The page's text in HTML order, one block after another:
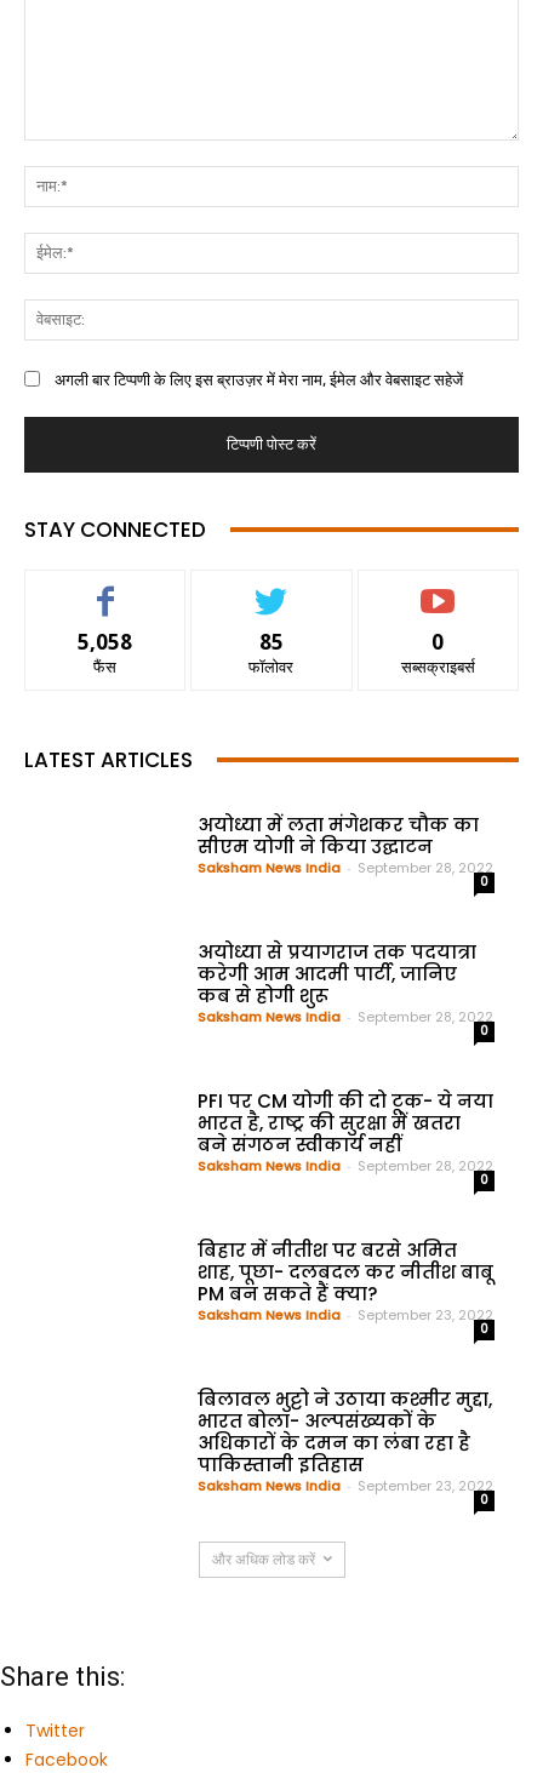
अगली बार टिप्पणी के लिए इस ब्राउज़र में मेरा नाम, ईमेल और वेबसाइट सहेजें
STAY CONNECTED
5,058
फैंस
85
फॉलोवर
0
सब्सक्राइबर्स
LATEST ARTICLES
अयोध्या में लता मंगेशकर चौक का
सीएम योगी ने किया उद्घाटन
Saksham News India - September 28, 2022
0
अयोध्या से प्रयागराज तक पदयात्रा
करेगी आम आदमी पार्टी, जानिए
कब से होगी शुरू
Saksham News India - September 28, 2022
0
PFI पर CM योगी की दो टूक- ये नया
भारत है, राष्ट्र की सुरक्षा में खतरा
बने संगठन स्वीकार्य नहीं
Saksham News India - September 28, 2022
0
बिहार में नीतीश पर बरसे अमित
शाह, पूछा- दलबदल कर नीतीश बाबू
PM बन सकते हैं क्या?
Saksham News India - September 23, 2022
0
बिलावल भुट्टो ने उठाया कश्मीर मुद्दा,
भारत बोला- अल्पसंख्यकों के
अधिकारों के दमन का लंबा रहा है
पाकिस्तानी इतिहास
Saksham News India - September 23, 2022
0
और अधिक लोड करें
Share this:
Twitter
Facebook